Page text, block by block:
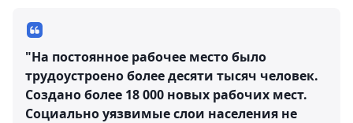
"На постоянное рабочее место было
трудоустроено более десяти тысяч человек.
Создано более 18 000 новых рабочих мест.
Социально уязвимые слои населения не